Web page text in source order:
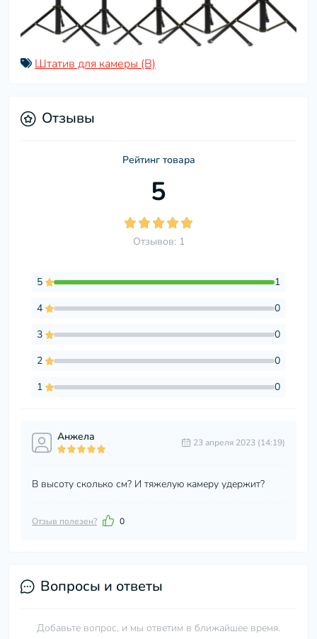
Штатив для камеры (B)
Отзывы
Рейтинг товара
5
Отзывов: 1
5
1
4
0
3
0
2
0
1
0
Анжела 23 апреля 2023 (14:19)
В высоту сколько см? И тяжелую камеру удержит?
Отзыв полезен? 0
Вопросы и ответы
Добавьте вопрос, и мы ответим в ближайшее время.